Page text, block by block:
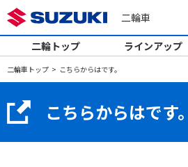
二輪車
二輪トップ ラインアップ
二輪車トップ こちらからはです。
こちらからはです。